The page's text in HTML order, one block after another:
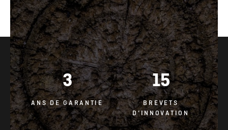
3
ANS DE GARANTIE
15
BREVETS
D’INNOVATION